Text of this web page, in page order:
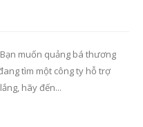
muốn quảng bá thương
tìm một công ty hỗ trợ
hãy đến...